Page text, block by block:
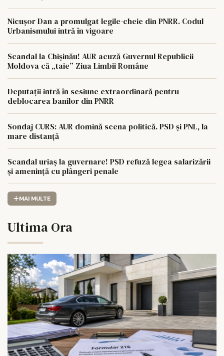
Nicușor Dan a promulgat legile-cheie din PNRR. Codul
Urbanismului intră în vigoare
Scandal la Chișinău! AUR acuză Guvernul Republicii
Moldova că „taie” Ziua Limbii Române
Deputații intră în sesiune extraordinară pentru
deblocarea banilor din PNRR
Sondaj CURS: AUR domină scena politică. PSD și PNL, la
mare distanță
Scandal uriaș la guvernare! PSD refuză legea salarizării
și amenință cu plângeri penale
MAI MULTE
Ultima Ora